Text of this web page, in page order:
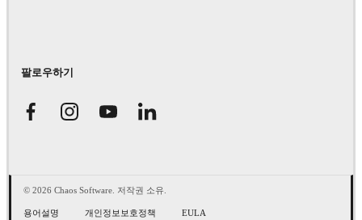
팔로우하기
© 2026 Chaos Software. 저작권 소유.
용어설명 개인정보보호정책 EULA